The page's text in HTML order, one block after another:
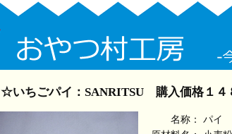
☆いちごパイ：SANRITSU 購入価格１４
名称：
パイ